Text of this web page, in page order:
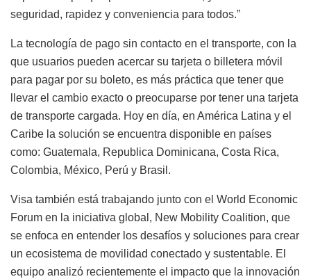
seguridad, rapidez y conveniencia para todos.”
La tecnología de pago sin contacto en el transporte, con la
que usuarios pueden acercar su tarjeta o billetera móvil
para pagar por su boleto, es más práctica que tener que
llevar el cambio exacto o preocuparse por tener una tarjeta
de transporte cargada. Hoy en día, en América Latina y el
Caribe la solución se encuentra disponible en países
como: Guatemala, Republica Dominicana, Costa Rica,
Colombia, México, Perú y Brasil.
Visa también está trabajando junto con el World Economic
Forum en la iniciativa global, New Mobility Coalition, que
se enfoca en entender los desafíos y soluciones para crear
un ecosistema de movilidad conectado y sustentable. El
equipo analizó recientemente el impacto que la innovación